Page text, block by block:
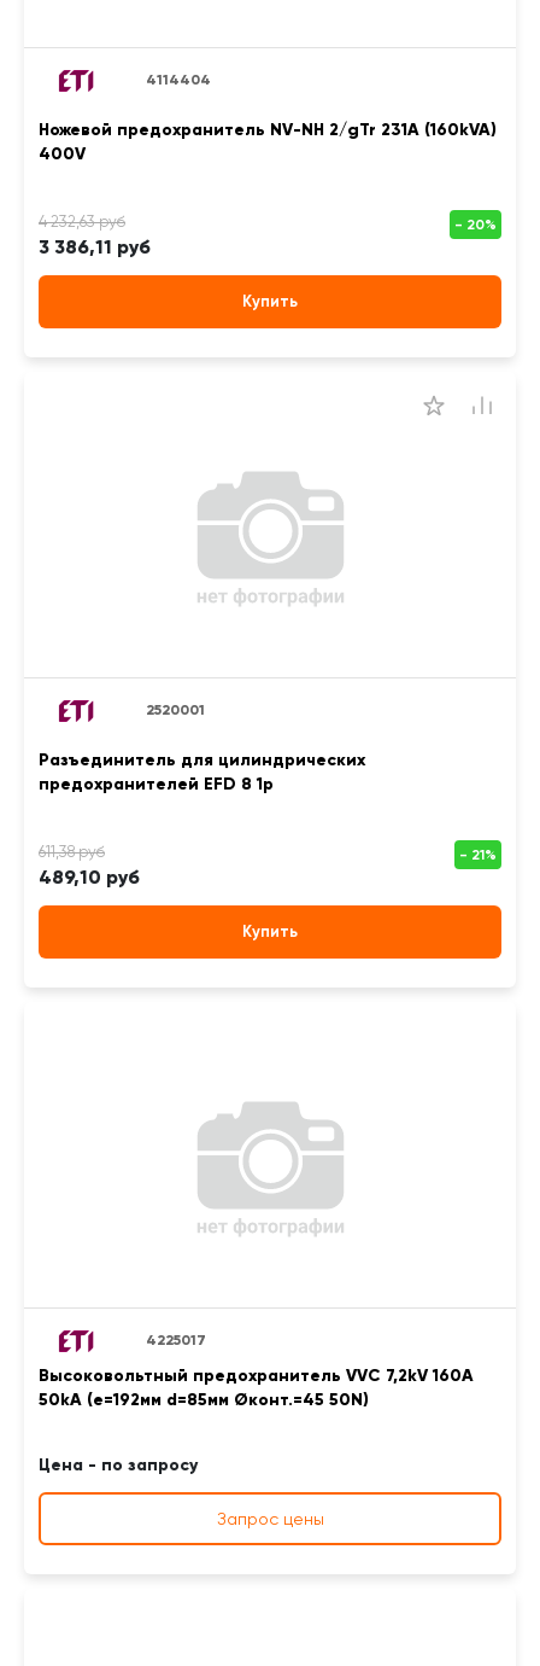
4114404
Ножевой предохранитель NV-NH 2/gTr 231A (160kVA)
400V
3 386,11 руб
Купить
2520001
Разъединитель для цилиндрических
предохранителей EFD 8 1p
489,10 руб
Купить
4225017
Высоковольтный предохранитель VVC 7,2kV 160A
50kA (e=192мм d=85мм Øконт.=45 50N)
Цена - по запросу
Запрос цены